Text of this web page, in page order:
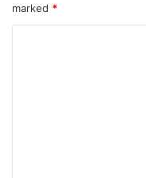
marked *